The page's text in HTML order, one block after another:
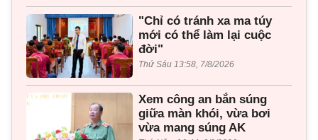
"Chỉ có tránh xa ma túy
mới có thể làm lại cuộc
đời"
Thứ Sáu 13:58, 7/8/2026
Xem công an bắn súng
giữa màn khói, vừa bơi
vừa mang súng AK